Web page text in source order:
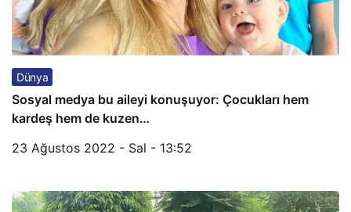
Dünya
Sosyal medya bu aileyi konuşuyor: Çocukları hem
kardeş hem de kuzen…
23 Ağustos 2022 - Sal - 13:52